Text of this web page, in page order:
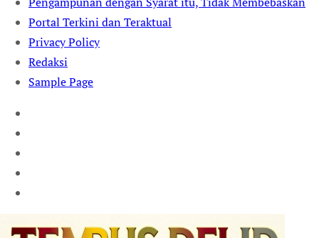
Portal Terkini dan Teraktual
Privacy Policy
Redaksi
Sample Page